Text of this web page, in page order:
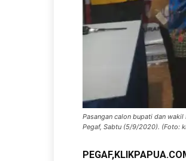
Pasangan calon bupati dan
Pegaf, Sabtu (5/9/2020). (Foto:
PEGAF,